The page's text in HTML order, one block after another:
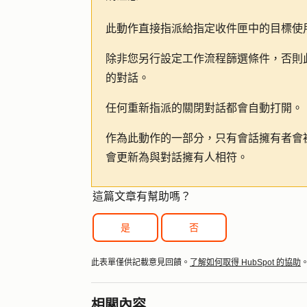
此動作直接指派給指定收件匣中的目標
除非您另行設定工作流程篩選條件，否
的對話。
任何重新指派的關閉對話都會自動打開。
作為此動作的一部分，只有會話擁有者
會更新為與對話擁有人相符。
這篇文章有幫助嗎？
是 否
此表單僅供記載意見回饋。 了解如何取得 HubSpot 的協助